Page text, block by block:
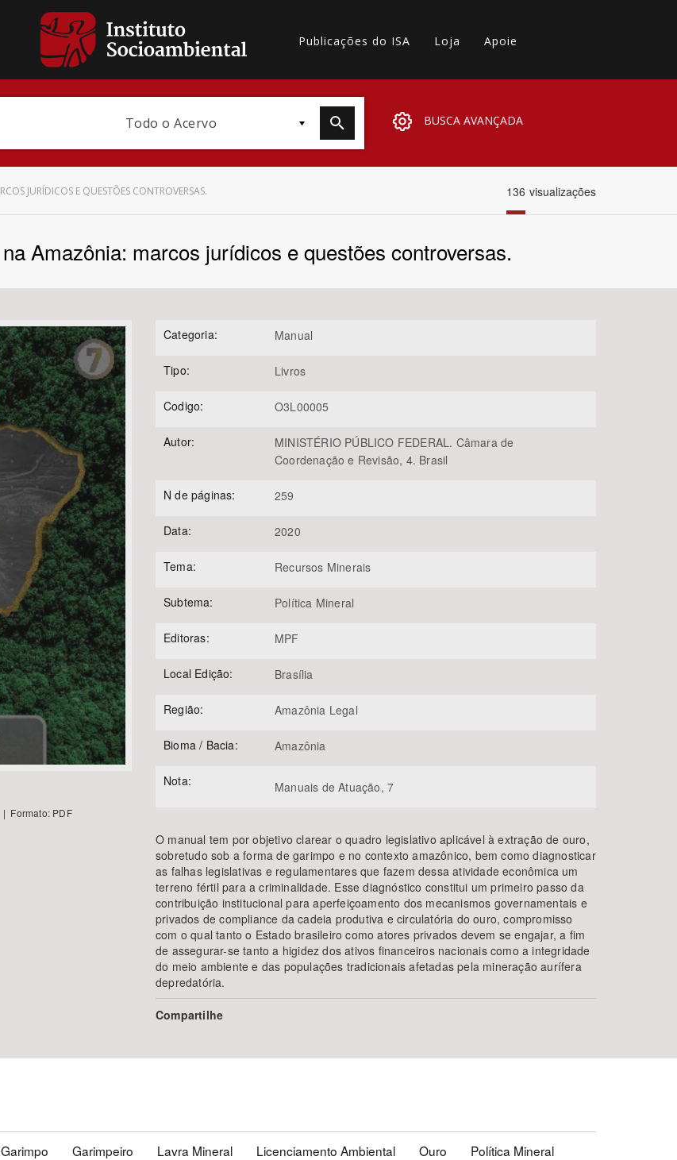
Publicações do ISA Loja Apoie
Todo o Acervo BUSCA AVANÇADA
Bioma / Bacia
JURÍDICOS E QUESTÕES CONTROVERSAS. 136 visualizações
Amazônia: marcos jurídicos e questões controversas.
Formato: PDF
Categoria: Manual
Tipo: Livros
Codigo: O3L00005
Autor:
MINISTÉRIO PÚBLICO FEDERAL. Câmara de
Coordenação e Revisão, 4. Brasil
N de páginas: 259
Data: 2020
Tema: Recursos Minerais
Subtema: Política Mineral
Editoras: MPF
Local Edição: Brasília
Região: Amazônia Legal
Bioma / Bacia: Amazônia
Nota: Manuais de Atuação, 7
O manual tem por objetivo clarear o quadro legislativo aplicável à extração de ouro,
sobretudo sob a forma de garimpo e no contexto amazônico, bem como diagnosticar
as falhas legislativas e regulamentares que fazem dessa atividade econômica um
terreno fértil para a criminalidade. Esse diagnóstico constitui um primeiro passo da
contribuição institucional para aperfeiçoamento dos mecanismos governamentais e
privados de compliance da cadeia produtiva e circulatória do ouro, compromisso
com o qual tanto o Estado brasileiro como atores privados devem se engajar, a fim
de assegurar-se tanto a higidez dos ativos financeiros nacionais como a integridade
do meio ambiente e das populações tradicionais afetadas pela mineração aurífera
depredatória.
Compartilhe
Garimpo Garimpeiro Lavra Mineral Licenciamento Ambiental Ouro
Política Mineral